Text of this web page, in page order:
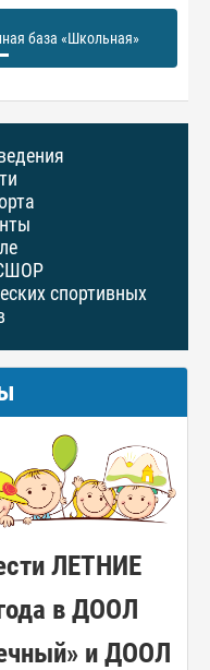
база «Школьная»
спортивных
ЛЕТНИЕ
в ДООЛ
и ДООЛ